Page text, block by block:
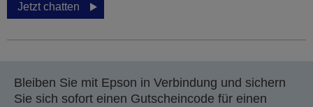
Jetzt chatten
Bleiben Sie mit Epson in Verbindung und sichern
Sie sich sofort einen Gutscheincode für einen